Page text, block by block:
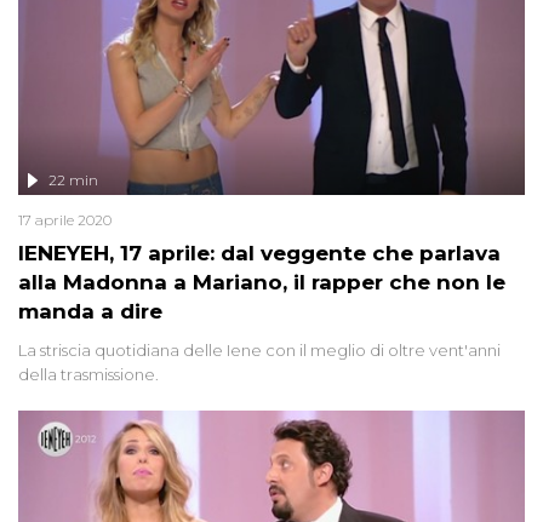
IENEYEH, 17 aprile: dal veggente che parlava
alla Madonna a Mariano, il rapper che non le
manda a dire
22 min
17 aprile 2020
La striscia quotidiana delle Iene con il meglio di oltre vent'anni
della trasmissione.